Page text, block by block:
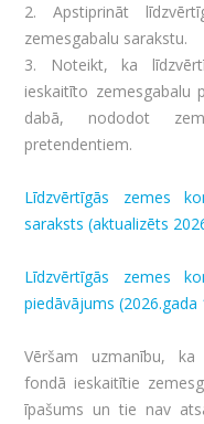
2. Apstiprināt
zemesgabalu sarakstu.
3. Noteikt, ka
ieskaitīto zemesgabalu
dabā, nododot
pretendentiem.
Līdzvērtīgās zemes
saraksts (aktualizēts
Līdzvērtīgās zemes
piedāvājums (2026.gada
Vēršam uzmanību, ka
fondā ieskaitītie
īpašums un tie nav